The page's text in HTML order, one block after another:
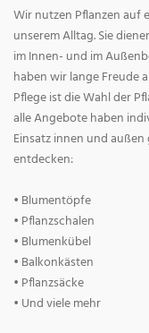
Wir nutzen Pflanzen auf
unserem Alltag. Sie
im Innen- und im
haben wir lange Freude
Pflege ist die Wahl der
alle Angebote haben
Einsatz innen und
entdecken:
• Blumentöpfe
• Pflanzschalen
• Blumenkübel
• Balkonkästen
• Pflanzsäcke
• Und viele mehr